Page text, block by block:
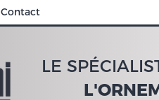
Contact
LE